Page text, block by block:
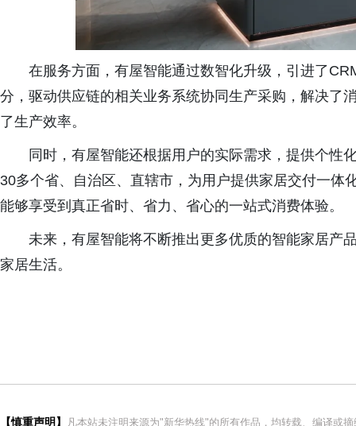
在服务方面，有屋智能通过数智化升级，引进了
分，驱动供应链的相关业务系统协同生产采购，解决了
了生产效率。
同时，有屋智能还根据用户的实际需求，提供个性
30多个省、自治区、直辖市，为用户提供家居交付一体
能够享受到真正省时、省力、省心的一站式消费体验。
未来，有屋智能将不断推出更多优质的智能家居产
家居生活。
【慎重声明】
凡本站未注明来源为"新华热线"的所有作品，均转载、编译或